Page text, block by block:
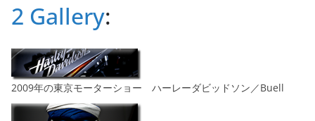
2 Gallery:
2009年の東京モーターショー ハーレーダビッドソン／Buell